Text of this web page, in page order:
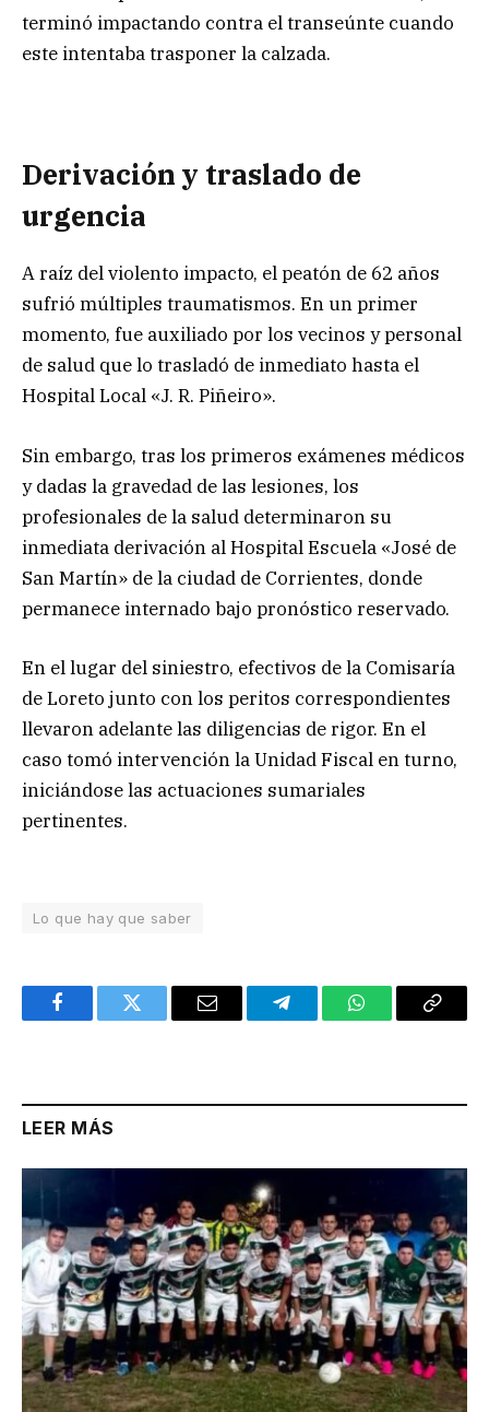
terminó impactando contra el transeúnte cuando
este intentaba trasponer la calzada.
Derivación y traslado de
urgencia
A raíz del violento impacto, el peatón de 62 años
sufrió múltiples traumatismos. En un primer
momento, fue auxiliado por los vecinos y personal
de salud que lo trasladó de inmediato hasta el
Hospital Local «J. R. Piñeiro».
Sin embargo, tras los primeros exámenes médicos
y dadas la gravedad de las lesiones, los
profesionales de la salud determinaron su
inmediata derivación al Hospital Escuela «José de
San Martín» de la ciudad de Corrientes, donde
permanece internado bajo pronóstico reservado.
En el lugar del siniestro, efectivos de la Comisaría
de Loreto junto con los peritos correspondientes
llevaron adelante las diligencias de rigor. En el
caso tomó intervención la Unidad Fiscal en turno,
iniciándose las actuaciones sumariales
pertinentes.
Lo que hay que saber
FacebookTwitter Email TelegramWhatsAppCopy
LEER MÁS